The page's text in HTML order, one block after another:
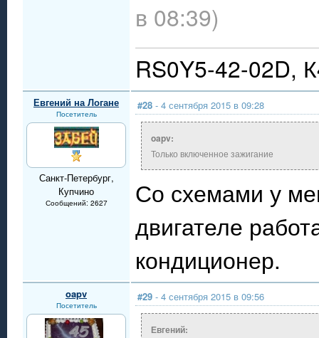
в 08:39)
RS0Y5-42-02D,
Евгений на Логане
Посетитель
Санкт-Петербург,
Купчино
Сообщений: 2627
#28 - 4 сентября 2015 в 09:28
oapv:
Только включенное зажигание
Со схемами у
двигателе
кондиционер.
oapv
Посетитель
#29 - 4 сентября 2015 в 09:56
Евгений: